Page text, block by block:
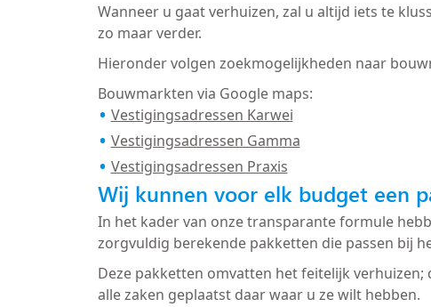
Wanneer u gaat verhuizen, zal u altijd iets te
zo maar verder.
Hieronder volgen zoekmogelijkheden naar
Bouwmarkten via Google maps:
Vestigingsadressen Karwei
Vestigingsadressen Gamma
Vestigingsadressen Praxis
Wij kunnen voor elk budget een
In het kader van onze transparante formule
zorgvuldig berekende pakketten die passen bij
Deze pakketten omvatten het feitelijk
alle zaken geplaatst daar waar u ze wilt hebben.